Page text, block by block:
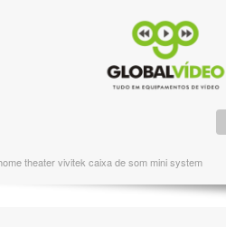
theater vivitek caixa de som mini system